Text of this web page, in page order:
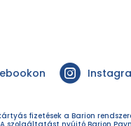
fizetések a Barion